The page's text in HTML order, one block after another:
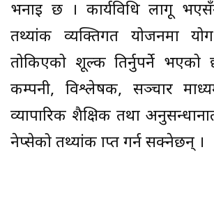
भनाइ छ । कार्यविधि लागू
तथ्यांक व्यक्तिगत प्रयोजनमा
तोकिएको शूल्क तिर्नुपर्ने भएको
कम्पनी, विश्लेषक, सञ्चार
व्यापारिक शैक्षिक तथा
नेप्सेको तथ्यांक प्राप्त गर्न सक्नेछन् ।